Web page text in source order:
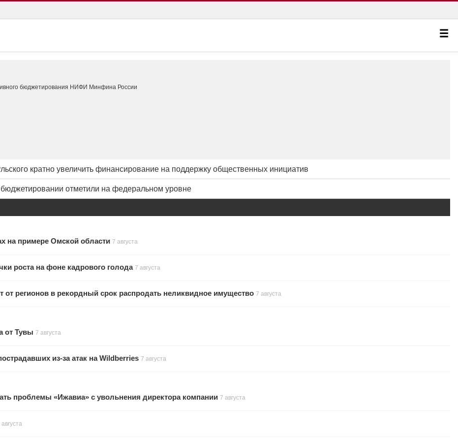
бюджетирования НИФИ Минфина России
кратно увеличить финансирование на поддержку общественных инициатив
отметили на федеральном уровне
на примере Омской области 7 августа
роста на фоне кадрового голода 7 августа
регионов в рекордный срок распродать неликвидное имущество 7 августа
от Тувы 7 августа
из-за атак на Wildberries 7 августа
проблемы «Ижавиа» с увольнения директора компании 7 августа
августа